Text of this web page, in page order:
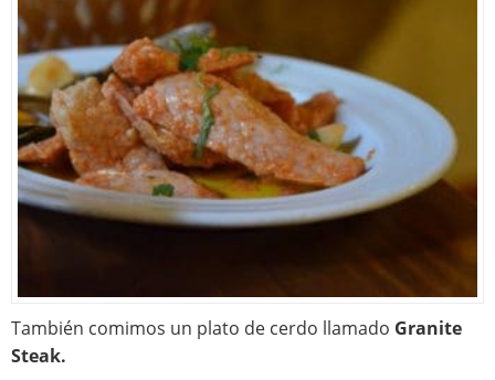
También comimos un plato de cerdo llamado Granite
Steak.